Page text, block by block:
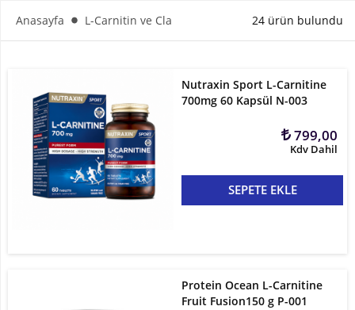
L-
Kreatin
Amino
Aksesuarlar
Anasayfa L-Carnitin ve Cla 24 ürün bulundu
Nutraxin Sport L-Carnitine
700mg 60 Kapsül N-003
799,00
Kdv Dahil
SEPETE EKLE
Protein Ocean L-Carnitine
Fruit Fusion150 g P-001